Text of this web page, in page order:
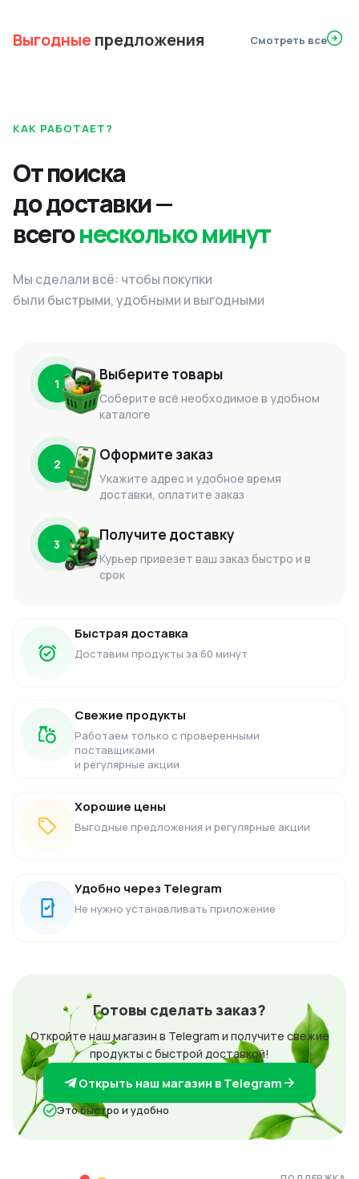
Выгодныепредложения Смотреть все
КАК РАБОТАЕТ?
От поиска
до доставки —
всегонесколько минут
Мы сделали всё: чтобы покупки
были быстрыми, удобными и выгодными
1 Выберите товары
Соберите всё необходимое в удобном
каталоге
2 Оформите заказ
Укажите адрес и удобное время
доставки, оплатите заказ
3 Получите доставку
Курьер привезет ваш заказ быстро и в
срок
Быстрая доставка
Доставим продукты за 60 минут
Свежие продукты
Работаем только с проверенными
поставщиками
и регулярные акции
Хорошие цены
Выгодные предложения и регулярные акции
Удобно через Telegram
Не нужно устанавливать приложение
Готовы сделать заказ?
Откройте наш магазин в Telegram и получите свежие
продукты с быстрой доставкой!
Открыть наш магазин в Telegram
Это быстро и удобно